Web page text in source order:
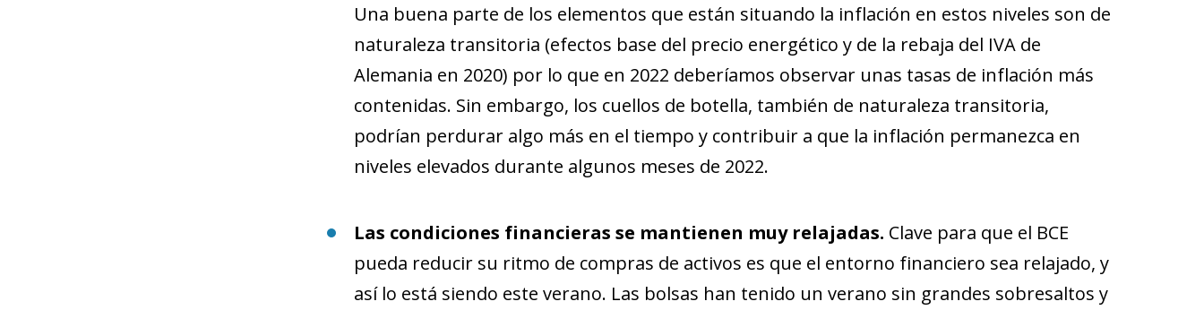
Una buena parte de los elementos que están situando la inflación en estos niveles son de
naturaleza transitoria (efectos base del precio energético y de la rebaja del IVA de
Alemania en 2020) por lo que en 2022 deberíamos observar unas tasas de inflación más
contenidas. Sin embargo, los cuellos de botella, también de naturaleza transitoria,
podrían perdurar algo más en el tiempo y contribuir a que la inflación permanezca en
niveles elevados durante algunos meses de 2022.
Las condiciones financieras se mantienen muy relajadas. Clave para que el BCE
pueda reducir su ritmo de compras de activos es que el entorno financiero sea relajado, y
así lo está siendo este verano. Las bolsas han tenido un verano sin grandes sobresaltos y